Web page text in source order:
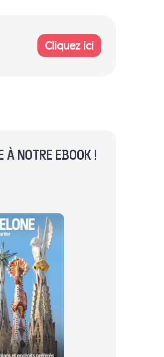
Cliquez ici
NOTRE EBOOK !